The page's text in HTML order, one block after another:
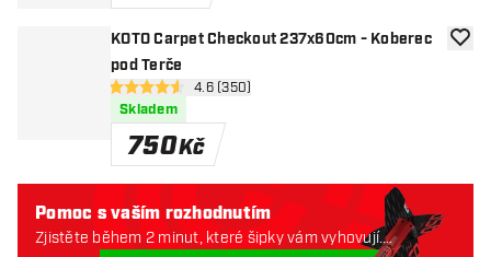
KOTO Carpet Checkout 237x60cm - Koberec
pod Terče
otevřít panel recenzí
4.6 hodnoticí hvězdičky
4.6 (350)
Skladem
750Kč
Pomoc s vaším rozhodnutím
Zjistěte během 2 minut, které šipky vám vyhovují.